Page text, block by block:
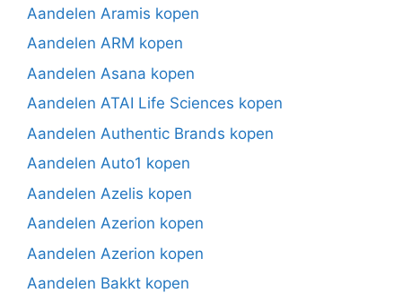
Aandelen Aramis kopen
Aandelen ARM kopen
Aandelen Asana kopen
Aandelen ATAI Life Sciences kopen
Aandelen Authentic Brands kopen
Aandelen Auto1 kopen
Aandelen Azelis kopen
Aandelen Azerion kopen
Aandelen Azerion kopen
Aandelen Bakkt kopen